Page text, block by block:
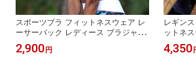
スポーツブラ フィットネスウェア レ
ーサーバック レディース ブラジャー
ノンストレス ランニング ジョギング
スポブラ ズンバウェア ノンワイヤー
2,900 円
レギン
ットネ
エスト
分丈 ジ
4,350